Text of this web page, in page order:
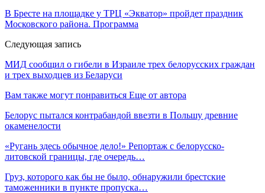
В Бресте на площадке у ТРЦ «Экватор» пройдет праздник
Московского района. Программа
Следующая запись
МИД сообщил о гибели в Израиле трех белорусских граждан
и трех выходцев из Беларуси
Вам также могут понравиться Еще от автора
Белорус пытался контрабандой ввезти в Польшу древние
окаменелости
«Ругань здесь обычное дело!» Репортаж с белорусско-
литовской границы, где очередь…
Груз, которого как бы не было, обнаружили брестские
таможенники в пункте пропуска…